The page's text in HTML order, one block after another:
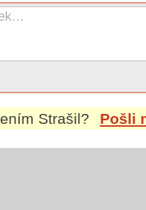
Strašil? Pošli